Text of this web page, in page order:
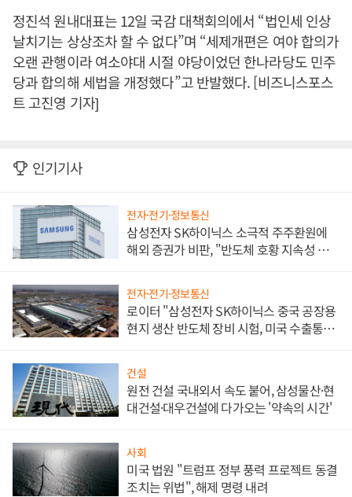
정진석 원내대표는 12일 국감 대책회의에서 “법인세 인상
날치기는 상상조차 할 수 없다”며 “세제개편은 여야 합의가
오랜 관행이라 여소야대 시절 야당이었던 한나라당도 민주
당과 합의해 세법을 개정했다”고 반발했다. [비즈니스포스
트 고진영 기자]
인기기사
전자·전기·정보통신
삼성전자 SK하이닉스 소극적 주주환원에
해외 증권가 비판, "반도체 호황 지속성 의
전자·전기·정보통신
로이터 "삼성전자 SK하이닉스 중국 공장용
현지 생산 반도체 장비 시험, 미국 수출통제
건설
원전 건설 국내외서 속도 붙어, 삼성물산·현
대건설·대우건설에 다가오는 '약속의 시간'
사회
미국 법원 "트럼프 정부 풍력 프로젝트 동결
조치는 위법", 해제 명령 내려